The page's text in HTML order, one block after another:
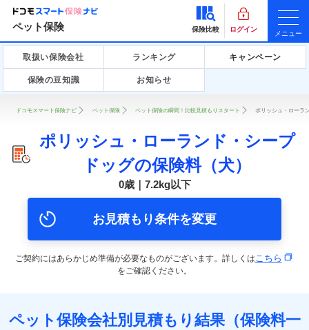
ペット保険 保険比較 ログイン
メニュー
取扱い保険会社 ランキング キャンペーン
保険の豆知識 お知らせ
ドコモスマート保険ナビ ペット保険 ペット保険の瞬間！比較見積もりスタート ポリッシュ・ローラ
ポリッシュ・ローランド・シープ
ドッグの保険料（犬）
0歳｜7.2kg以下
お見積もり条件を変更
ご契約にはあらかじめ準備が必要なものがございます。詳しくはこちら
をご確認ください。
ペット保険会社別見積もり結果（保険料一